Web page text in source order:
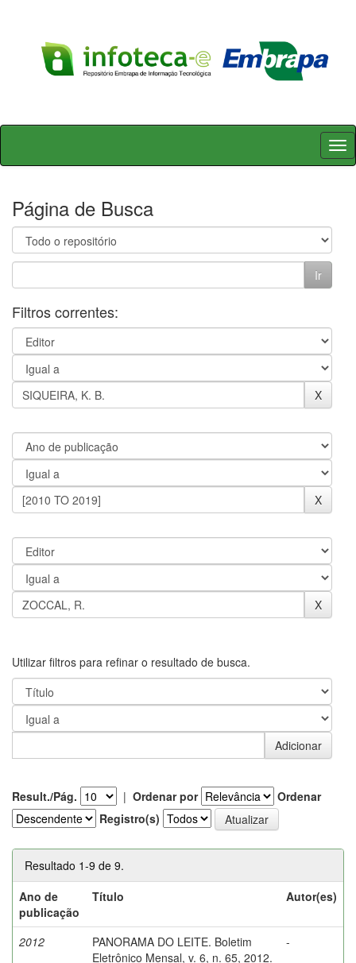
Skip
Página de Busca
Filtros correntes:
Utilizar filtros para refinar o resultado de busca.
Result./Pág. | Ordenar por
Ordenar
Registro(s)
Resultado 1-9 de 9.
Ano de
publicação
Título Autor(es)
2012
PANORAMA DO LEITE. Boletim
Eletrônico Mensal, v. 6, n. 65, 2012.
-